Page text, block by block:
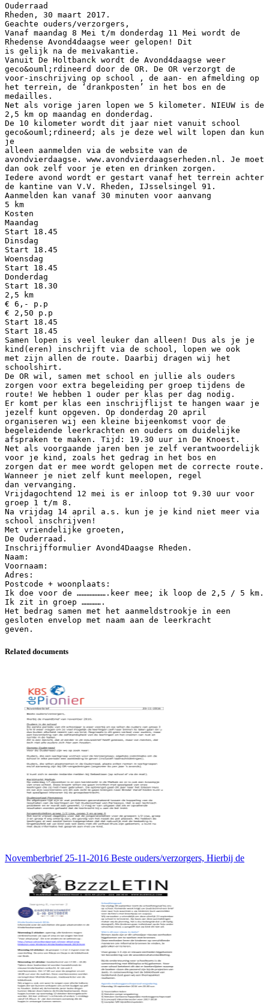
Ouderraad
Rheden, 30 maart 2017.
Geachte ouders/verzorgers,
Vanaf maandag 8 Mei t/m donderdag 11 Mei wordt de
Rhedense Avond4daagse weer gelopen! Dit
is gelijk na de meivakantie.
Vanuit De Holtbanck wordt de Avond4daagse weer
geco&ouml;rdineerd door de OR. De OR verzorgt de
voor-inschrijving op school , de aan- en afmelding op
het terrein, de ‘drankposten’ in het bos en de
medailles.
Net als vorige jaren lopen we 5 kilometer. NIEUW is de
2,5 km op maandag en donderdag.
De 10 kilometer wordt dit jaar niet vanuit school
geco&ouml;rdineerd; als je deze wel wilt lopen dan kun
je
alleen aanmelden via de website van de
avondvierdaagse. www.avondvierdaagserheden.nl. Je moet
dan ook zelf voor je eten en drinken zorgen.
Iedere avond wordt er gestart vanaf het terrein achter
de kantine van V.V. Rheden, IJsselsingel 91.
Aanmelden kan vanaf 30 minuten voor aanvang
5 km
Kosten
Maandag
Start 18.45
Dinsdag
Start 18.45
Woensdag
Start 18.45
Donderdag
Start 18.30
2,5 km
€ 6,- p.p
€ 2,50 p.p
Start 18.45
Start 18.45
Samen lopen is veel leuker dan alleen! Dus als je je
kind(eren) inschrijft via de school, lopen we ook
met zijn allen de route. Daarbij dragen wij het
schoolshirt.
De OR wil, samen met school en jullie als ouders
zorgen voor extra begeleiding per groep tijdens de
route! We hebben 1 ouder per klas per dag nodig.
Er komt per klas een inschrijflijst te hangen waar je
jezelf kunt opgeven. Op donderdag 20 april
organiseren wij een kleine bijeenkomst voor de
begeleidende leerkrachten en ouders om duidelijke
afspraken te maken. Tijd: 19.30 uur in De Knoest.
Net als voorgaande jaren ben je zelf verantwoordelijk
voor je kind, zoals het gedrag in het bos en
zorgen dat er mee wordt gelopen met de correcte route.
Wanneer je niet zelf kunt meelopen, regel
dan vervanging.
Vrijdagochtend 12 mei is er inloop tot 9.30 uur voor
groep 1 t/m 8.
Na vrijdag 14 april a.s. kun je je kind niet meer via
school inschrijven!
Met vriendelijke groeten,
De Ouderraad.
Inschrijfformulier Avond4Daagse Rheden.
Naam:
Voornaam:
Adres:
Postcode + woonplaats:
Ik doe voor de ……………….keer mee; ik loop de 2,5 / 5 km.
Ik zit in groep ………….
Het bedrag samen met het aanmeldstrookje in een
gesloten envelop met naam aan de leerkracht
Related documents
Novemberbrief 25-11-2016 Beste ouders/verzorgers, Hierbij de